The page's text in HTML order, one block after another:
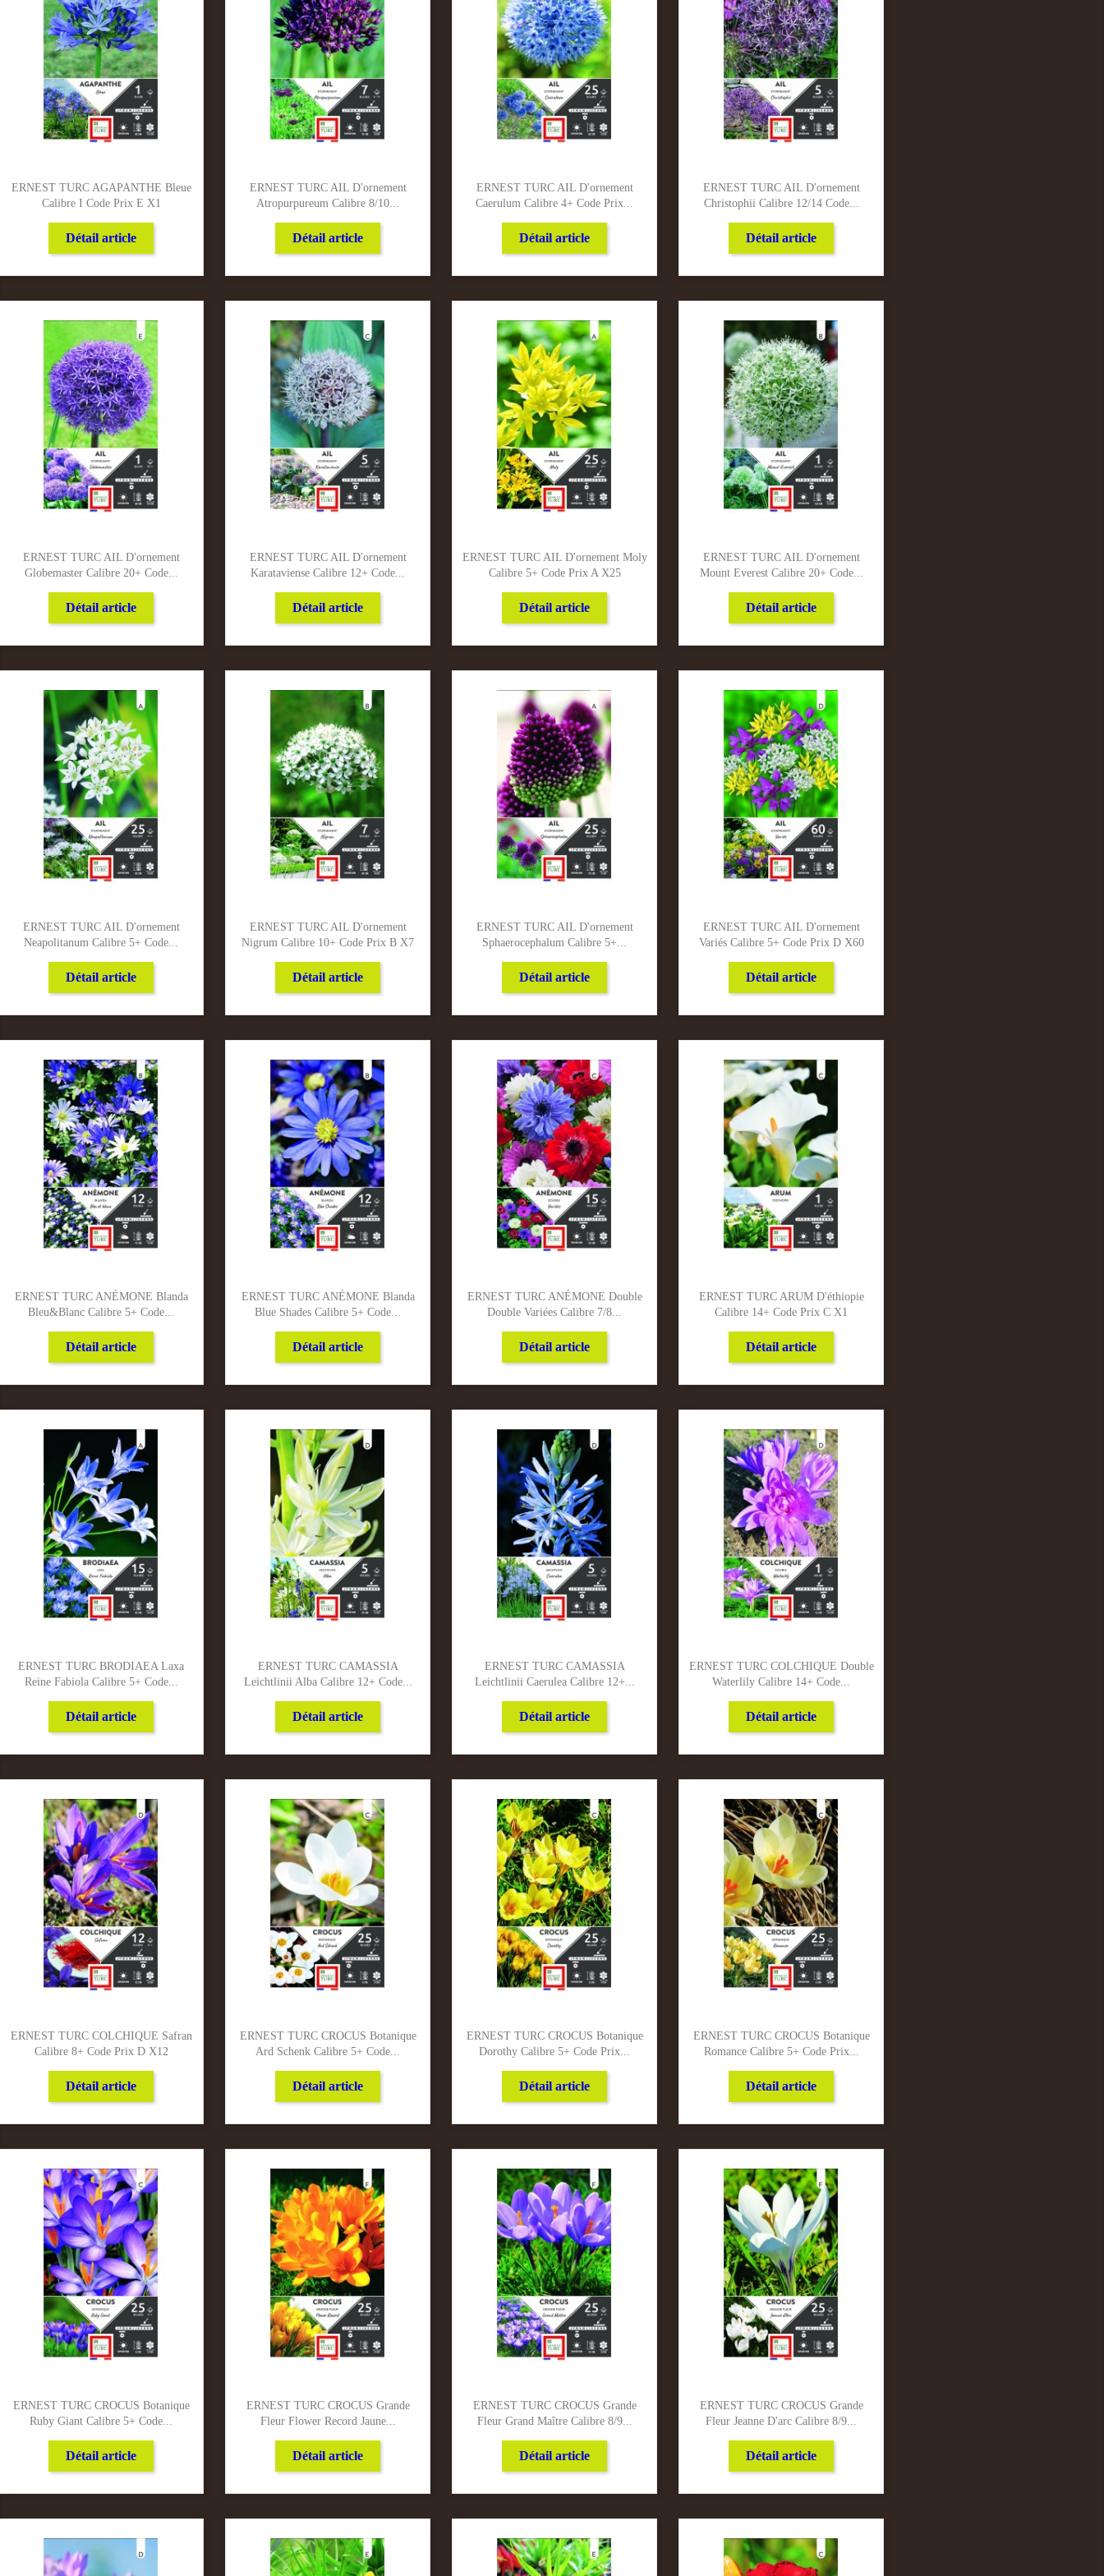
ERNEST TURC AGAPANTHE Bleue
Calibre I Code Prix E X1
Détail article
ERNEST TURC AIL D'ornement
Atropurpureum Calibre 8/10...
Détail article
ERNEST TURC AIL D'ornement
Caerulum Calibre 4+ Code Prix...
Détail article
ERNEST TURC AIL D'ornement
Christophii Calibre 12/14 Code...
Détail article
ERNEST TURC AIL D'ornement
Globemaster Calibre 20+ Code...
Détail article
ERNEST TURC AIL D'ornement
Karataviense Calibre 12+ Code...
Détail article
ERNEST TURC AIL D'ornement Moly
Calibre 5+ Code Prix A X25
Détail article
ERNEST TURC AIL D'ornement
Mount Everest Calibre 20+ Code...
Détail article
ERNEST TURC AIL D'ornement
Neapolitanum Calibre 5+ Code...
Détail article
ERNEST TURC AIL D'ornement
Nigrum Calibre 10+ Code Prix B X7
Détail article
ERNEST TURC AIL D'ornement
Sphaerocephalum Calibre 5+...
Détail article
ERNEST TURC AIL D'ornement
Variés Calibre 5+ Code Prix D X60
Détail article
ERNEST TURC ANÉMONE Blanda
Bleu&blanc Calibre 5+ Code...
Détail article
ERNEST TURC ANÉMONE Blanda
Blue Shades Calibre 5+ Code...
Détail article
ERNEST TURC ANÉMONE Double
Double Variées Calibre 7/8...
Détail article
ERNEST TURC ARUM D'éthiopie
Calibre 14+ Code Prix C X1
Détail article
ERNEST TURC BRODIAEA Laxa
Reine Fabiola Calibre 5+ Code...
Détail article
ERNEST TURC CAMASSIA
Leichtlinii Alba Calibre 12+ Code...
Détail article
ERNEST TURC CAMASSIA
Leichtlinii Caerulea Calibre 12+...
Détail article
ERNEST TURC COLCHIQUE Double
Waterlily Calibre 14+ Code...
Détail article
ERNEST TURC COLCHIQUE Safran
Calibre 8+ Code Prix D X12
Détail article
ERNEST TURC CROCUS Botanique
Ard Schenk Calibre 5+ Code...
Détail article
ERNEST TURC CROCUS Botanique
Dorothy Calibre 5+ Code Prix...
Détail article
ERNEST TURC CROCUS Botanique
Romance Calibre 5+ Code Prix...
Détail article
ERNEST TURC CROCUS Botanique
Ruby Giant Calibre 5+ Code...
Détail article
ERNEST TURC CROCUS Grande
Fleur Flower Record Jaune...
Détail article
ERNEST TURC CROCUS Grande
Fleur Grand Maître Calibre 8/9...
Détail article
ERNEST TURC CROCUS Grande
Fleur Jeanne D'arc Calibre 8/9...
Détail article